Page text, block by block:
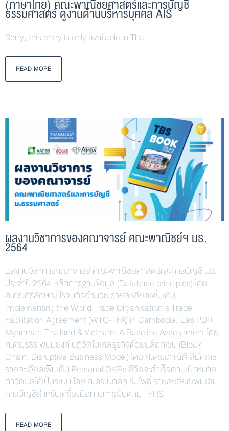
(ภาษาไทย) คณะพาณิชยศาสตร์และการบัญชี
ธรรมศาสตร์ ดูงานด้านบริหารบุคคล AIS
Sorry, this entry is only available in Thai.
READ MORE
ผลงานวิชาการของคณาจารย์ คณะพาณิชย์ฯ มธ.
2564
ผลงานวิชาการคณาจารย์ คณะพาณิชยศาสตร์และการบัญชี มธ.
ประจำปี 2564 หลักการฐานข้อมูล (Database principles) โดย
ศ.ดร.ศิริลักษณ์ โรจนกิจอำนวย รายละเอียดเพิ่มเติม
Implementing the World Trade Organisation’s Trade
Facilitation Agreement (WTO-TFA) in Cambodia, Lao PDR,
Myanmar, Thailand & Vietnam: A Baseline Assessment โดย
ศ.ดร.รุธิร์ พนมยงค์ ปฏิวัติโมเดลธุรกิจด้วยบล็อกเชน (Block
Chain: Disruptive Business Model) โดย ศ.ดร.อาณัติ ลีมัคเดช
รายละเอียดเพิ่มเติม Personal OKRs ชีวิตจะสำเร็จตามเป้าหมาย
ถ้าวัดผลได้เป็นระบบ โดย ศ.ดร.นภดล ร่มโพธิ์ รายละเอียดเพิ่มเติม
การบัญชีสำหรับเครื่องมือทางการเงินตาม TFRS
READ MORE